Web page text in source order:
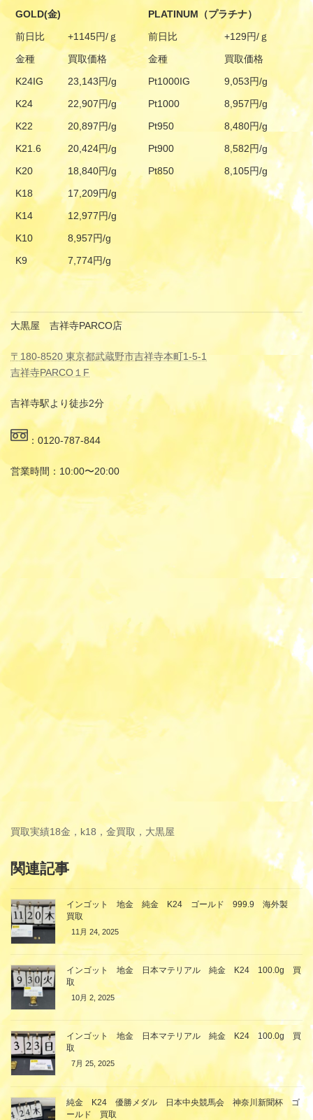
GOLD(金)
PLATINUM（プラチナ）
前日比
+1145円/ｇ 前日比
+129円/ｇ
金種
買取価格 金種
買取価格
K24IG
23,143円/g Pt1000IG
9,053円/g
K24
22,907円/g Pt1000
8,957円/g
K22
20,897円/g Pt950
8,480円/g
K21.6
20,424円/g Pt900
8,582円/g
K20
18,840円/g Pt850
8,105円/g
K18
17,209円/g
K14
12,977円/g
K10
8,957円/g
K9
7,774円/g
大黒屋 吉祥寺PARCO店
〒180-8520 東京都武蔵野市吉祥寺本町1-5-1
吉祥寺PARCO１F
吉祥寺駅より徒歩2分
：0120-787-844
営業時間：10:00〜20:00
買取実績18金，k18，金買取，大黒屋
関連記事
インゴット 地金 純金 K24 ゴールド 999.9 海外製
買取
11月 24, 2025
インゴット 地金 日本マテリアル 純金 K24 100.0g 買
取
10月 2, 2025
インゴット 地金 日本マテリアル 純金 K24 100.0g 買
取
7月 25, 2025
純金 K24 優勝メダル 日本中央競馬会 神奈川新聞杯 ゴ
ールド 買取